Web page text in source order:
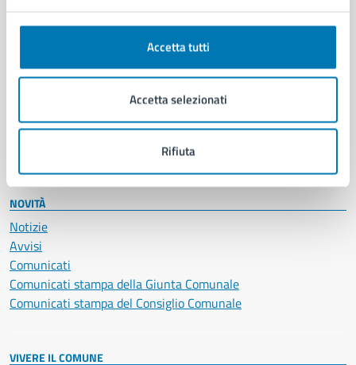
Accetta tutti
Accetta selezionati
Rifiuta
Giustizia e sicurezza pubblica
Salute, benessere e assistenza
Servizi Cimiteriali
NOVITÀ
Notizie
Avvisi
Comunicati
Comunicati stampa della Giunta Comunale
Comunicati stampa del Consiglio Comunale
VIVERE IL COMUNE